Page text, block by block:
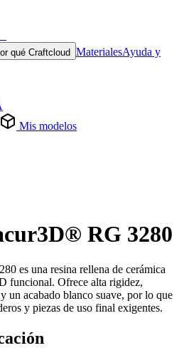
qué Craftcloud MaterialesAyuda y
Mis modelos
RG 3280
es una resina rellena de cerámica
funcional. Ofrece alta rigidez,
un acabado blanco suave, por lo que
y piezas de uso final exigentes.